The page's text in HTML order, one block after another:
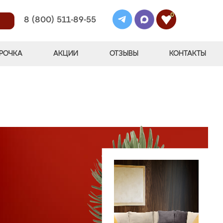
8 (800) 511-89-55
0
АКЦИИ ОТЗЫВЫ КОНТАКТЫ